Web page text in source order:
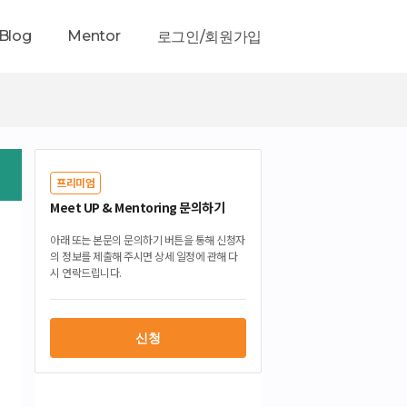
Mentor 로그인/회원가입
프리미엄
Meet UP & Mentoring 문의하기
아래 또는 본문의 문의하기 버튼을 통해 신청자
의 정보를 제출해 주시면 상세 일정에 관해 다
시 연락드립니다.
신청